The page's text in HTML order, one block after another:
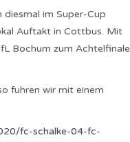
diesmal im Super-Cup
Auftakt in Cottbus. Mit
Bochum zum Achtelfinale
fuhren wir mit einem
fc-schalke-04-fc-